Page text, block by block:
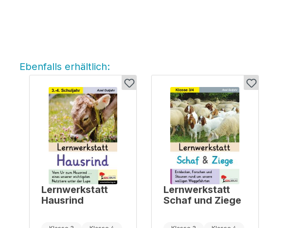
Ebenfalls erhältlich:
Lernwerkstatt
Hausrind
Lernwerkstatt
Schaf und Ziege